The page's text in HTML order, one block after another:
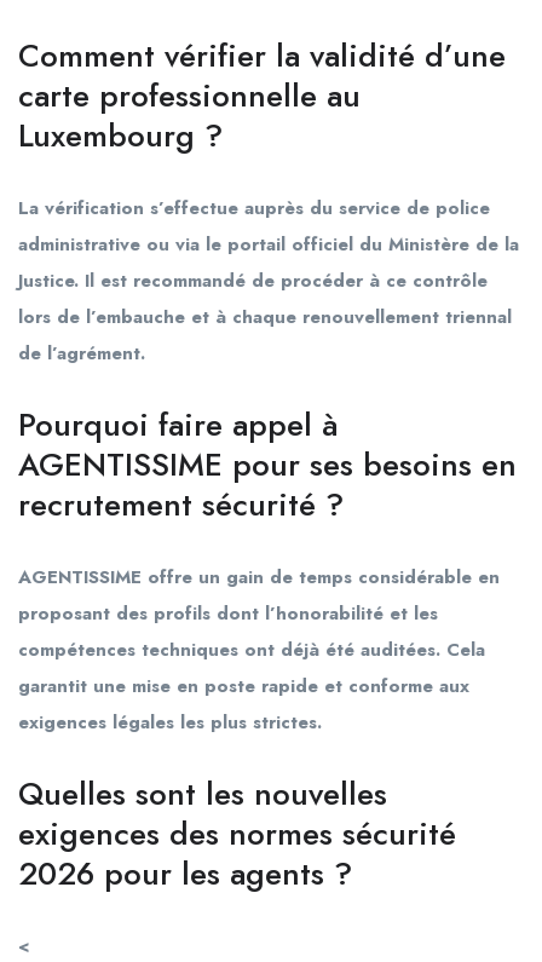
Comment vérifier la validité d’une
carte professionnelle au
Luxembourg ?
La vérification s’effectue auprès du service de police
administrative ou via le portail officiel du Ministère de la
Justice. Il est recommandé de procéder à ce contrôle
lors de l’embauche et à chaque renouvellement triennal
de l’agrément.
Pourquoi faire appel à
AGENTISSIME pour ses besoins en
recrutement sécurité ?
AGENTISSIME offre un gain de temps considérable en
proposant des profils dont l’honorabilité et les
compétences techniques ont déjà été auditées. Cela
garantit une mise en poste rapide et conforme aux
exigences légales les plus strictes.
Quelles sont les nouvelles
exigences des normes sécurité
2026 pour les agents ?
<